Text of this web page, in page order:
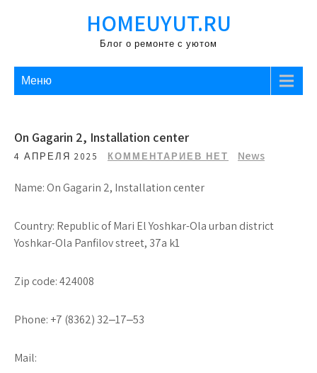
HOMEUYUT.RU
Блог о ремонте с уютом
Меню
On Gagarin 2, Installation center
4 АПРЕЛЯ 2025 КОММЕНТАРИЕВ НЕТ News
Name: On Gagarin 2, Installation center
Country: Republic of Mari El Yoshkar-Ola urban district
Yoshkar-Ola Panfilov street, 37a k1
Zip code: 424008
Phone: +7 (8362) 32‒17‒53
Mail: